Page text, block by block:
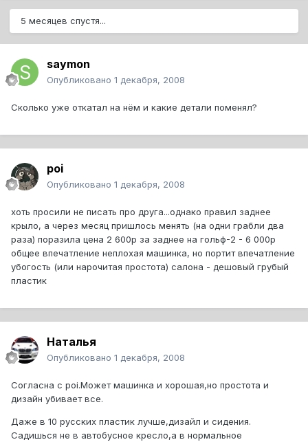
5 месяцев спустя...
saymon
Опубликовано 1 декабря, 2008
Сколько уже откатал на нём и какие детали поменял?
poi
Опубликовано 1 декабря, 2008
хоть просили не писать про друга...однако правил заднее
крыло, а через месяц пришлось менять (на одни грабли два
раза) поразила цена 2 600р за заднее на гольф-2 - 6 000р
общее впечатление неплохая машинка, но портит впечатление
убогость (или нарочитая простота) салона - дешовый грубый
пластик
Наталья
Опубликовано 1 декабря, 2008
Согласна с poi.Может машинка и хорошая,но простота и
дизайн убивает все.
Даже в 10 русских пластик лучше,дизайл и сидения.
Садишься не в автобусное кресло,а в нормальное